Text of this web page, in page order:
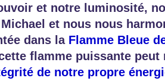
et notre luminosité,
et nous nous
dans la Flamme Bleue
flamme puissante peut
de notre propre